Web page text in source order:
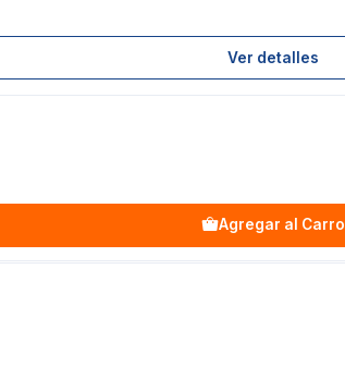
Ver detalles
Agregar al Carro